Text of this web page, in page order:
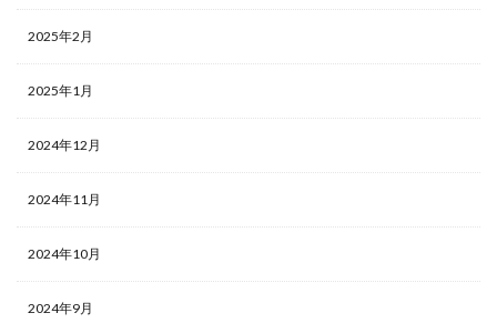
2025年2月
2025年1月
2024年12月
2024年11月
2024年10月
2024年9月